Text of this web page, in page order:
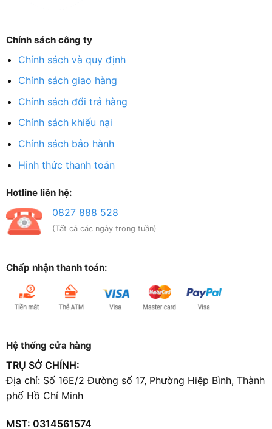
Chính sách công ty
Chính sách và quy định
Chính sách giao hàng
Chính sách đổi trả hàng
Chính sách khiếu nại
Chính sách bảo hành
Hình thức thanh toán
Hotline liên hệ:
0827 888 528
(Tất cả các ngày trong tuần)
Chấp nhận thanh toán:
Hệ thống cửa hàng
TRỤ SỞ CHÍNH:
Địa chỉ: Số 16E/2 Đường số 17, Phường Hiệp Bình, Thành
phố Hồ Chí Minh
MST: 0314561574